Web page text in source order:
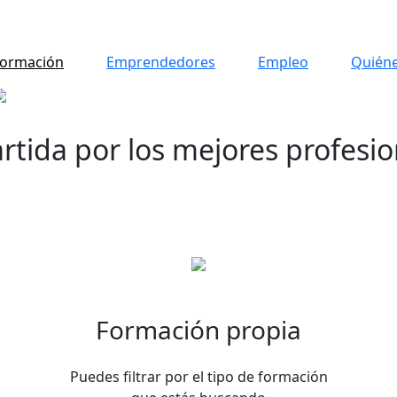
Emprendedores Empleo
por los mejores
Formación propia
Puedes filtrar por el tipo de formación